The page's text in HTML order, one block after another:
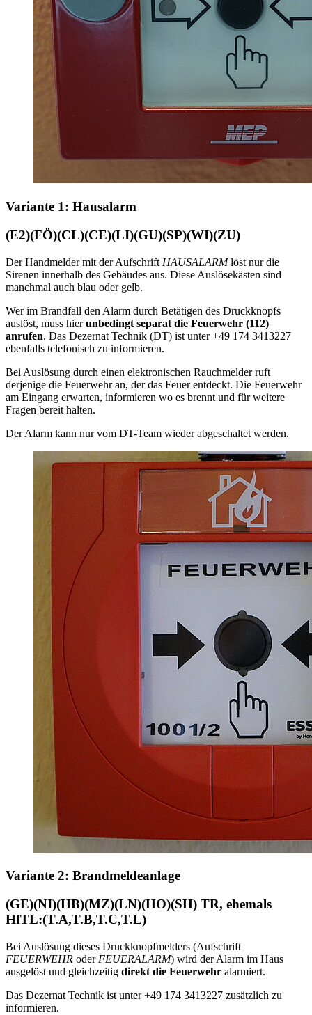
Variante 1: Hausalarm
(E2)(FÖ)(CL)(CE)(LI)(GU)(SP)(WI)(ZU)
Der Handmelder mit der Aufschrift HAUSALARMlöst nur die
Sirenen innerhalb des Gebäudes aus. Diese Auslösekästen sind
manchmal auch blau oder gelb.
Wer im Brandfall den Alarm durch Betätigen des Druckknopfs
auslöst, muss hierunbedingt separat die Feuerwehr (112)
anrufen. Das Dezernat Technik (DT) ist unter +49 174 3413227
ebenfalls telefonisch zu informieren.
Bei Auslösung durch einen elektronischen Rauchmelder ruft
derjenige die Feuerwehr an, der das Feuer entdeckt. Die Feuerwehr
am Eingang erwarten, informieren wo es brennt und für weitere
Fragen bereit halten.
Der Alarm kann nur vom DT-Team wieder abgeschaltet werden.
Variante 2: Brandmeldeanlage
(GE)(NI)(HB)(MZ)(LN)(HO)(SH) TR, ehemals
HfTL:(T.A,T.B,T.C,T.L)
Bei Auslösung dieses Druckknopfmelders (Aufschrift
FEUERWEHR oder FEUERALARM) wird der Alarm im Haus
ausgelöst und gleichzeitig direkt die Feuerwehr alarmiert.
Das Dezernat Technik ist unter +49 174 3413227 zusätzlich zu
informieren.